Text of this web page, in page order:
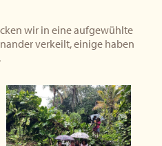
wir in eine aufgewühlte
verkeilt, einige haben